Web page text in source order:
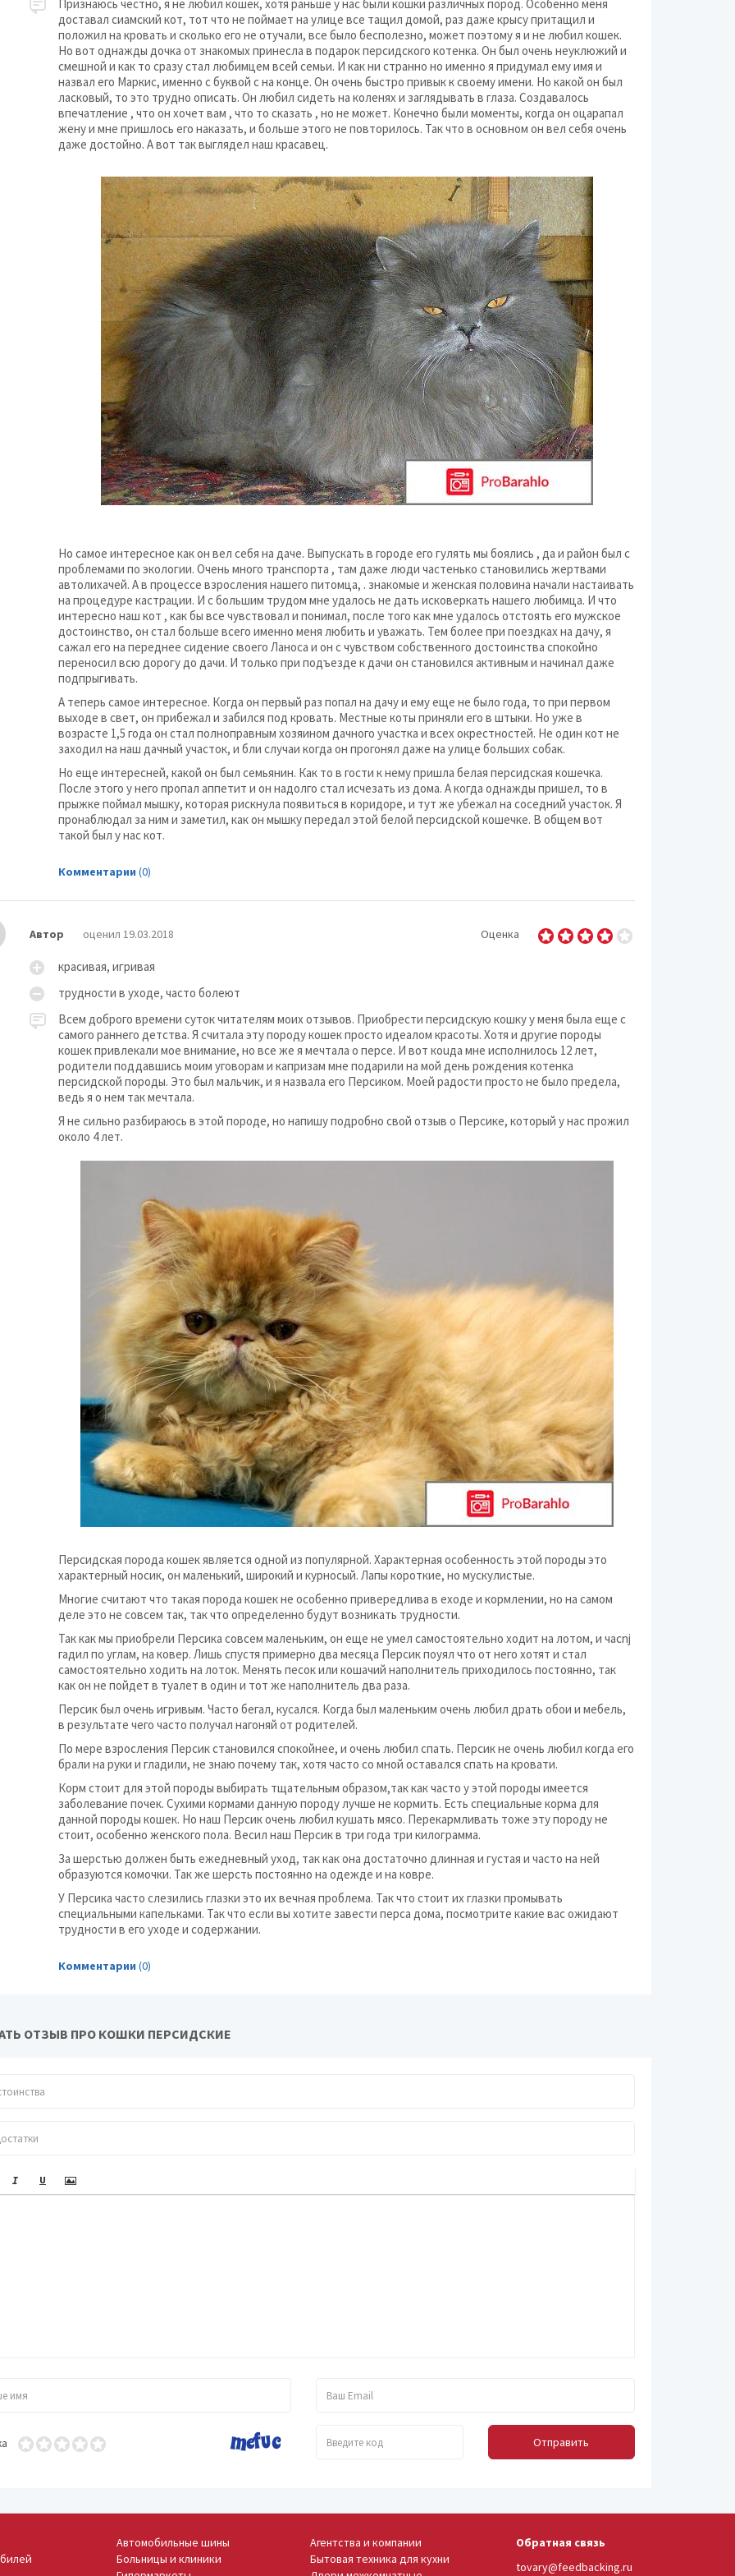
Признаюсь честно, я не любил кошек, хотя раньше у нас были кошки различных пород. Особенно меня
доставал сиамский кот, тот что не поймает на улице все тащил домой, раз даже крысу притащил и
положил на кровать и сколько его не отучали, все было бесполезно, может поэтому я и не любил кошек.
Но вот однажды дочка от знакомых принесла в подарок персидского котенка. Он был очень неуклюжий и
смешной и как то сразу стал любимцем всей семьи. И как ни странно но именно я придумал ему имя и
назвал его Маркис, именно с буквой с на конце. Он очень быстро привык к своему имени. Но какой он был
ласковый, то это трудно описать. Он любил сидеть на коленях и заглядывать в глаза. Создавалось
впечатление , что он хочет вам , что то сказать , но не может. Конечно были моменты, когда он оцарапал
жену и мне пришлось его наказать, и больше этого не повторилось. Так что в основном он вел себя очень
даже достойно. А вот так выглядел наш красавец.
Но самое интересное как он вел себя на даче. Выпускать в городе его гулять мы боялись , да и район был с
проблемами по экологии. Очень много транспорта , там даже люди частенько становились жертвами
автолихачей. А в процессе взросления нашего питомца, . знакомые и женская половина начали настаивать
на процедуре кастрации. И с большим трудом мне удалось не дать исковеркать нашего любимца. И что
интересно наш кот , как бы все чувствовал и понимал, после того как мне удалось отстоять его мужское
достоинство, он стал больше всего именно меня любить и уважать. Тем более при поездках на дачу, я
сажал его на переднее сидение своего Ланоса и он с чувством собственного достоинства спокойно
переносил всю дорогу до дачи. И только при подъезде к дачи он становился активным и начинал даже
подпрыгивать.
А теперь самое интересное. Когда он первый раз попал на дачу и ему еще не было года, то при первом
выходе в свет, он прибежал и забился под кровать. Местные коты приняли его в штыки. Но уже в
возрасте 1,5 года он стал полноправным хозяином дачного участка и всех окрестностей. Не один кот не
заходил на наш дачный участок, и бли случаи когда он прогонял даже на улице больших собак.
Но еще интересней, какой он был семьянин. Как то в гости к нему пришла белая персидская кошечка.
После этого у него пропал аппетит и он надолго стал исчезать из дома. А когда однажды пришел, то в
прыжке поймал мышку, которая рискнула появиться в коридоре, и тут же убежал на соседний участок. Я
пронаблюдал за ним и заметил, как он мышку передал этой белой персидской кошечке. В общем вот
такой был у нас кот.
Комментарии (0)
Автор оценил 19.03.2018 Оценка
красивая, игривая
трудности в уходе, часто болеют
Всем доброго времени суток читателям моих отзывов. Приобрести персидскую кошку у меня была еще с
самого раннего детства. Я считала эту породу кошек просто идеалом красоты. Хотя и другие породы
кошек привлекали мое внимание, но все же я мечтала о персе. И вот коuда мне исполнилось 12 лет,
родители поддавшись моим уговорам и капризам мне подарили на мой день рождения котенка
персидской породы. Это был мальчик, и я назвала его Персиком. Моей радости просто не было предела,
ведь я о нем так мечтала.
Я не сильно разбираюсь в этой породе, но напишу подробно свой отзыв о Персике, который у нас прожил
около 4 лет.
Персидская порода кошек является одной из популярной. Характерная особенность этой породы это
характерный носик, он маленький, широкий и курносый. Лапы короткие, но мускулистые.
Многие считают что такая порода кошек не особенно привередлива в eходе и кормлении, но на самом
деле это не совсем так, так что определенно будут возникать трудности.
Так как мы приобрели Персика совсем маленьким, он еще не умел самостоятельно ходит на лотом, и часnj
гадил по углам, на ковер. Лишь спустя примерно два месяца Персик поyял что от него хотят и стал
самостоятельно ходить на лоток. Менять песок или кошачий наполнитель приходилось постоянно, так
как он не пойдет в туалет в один и тот же наполнитель два раза.
Персик был очень игривым. Часто бегал, кусался. Когда был маленьким очень любил драть обои и мебель,
в результате чего часто получал нагоняй от родителей.
По мере взросления Персик становился спокойнее, и очень любил спать. Персик не очень любил когда его
брали на руки и гладили, не знаю почему так, хотя часто со мной оставался спать на кровати.
Корм стоит для этой породы выбирать тщательным образом,так как часто у этой породы имеется
заболевание почек. Сухими кормами данную породу лучше не кормить. Есть специальные корма для
данной породы кошек. Но наш Персик очень любил кушать мясо. Перекармливать тоже эту породу не
стоит, особенно женского пола. Весил наш Персик в три года три килограмма.
За шерстью должен быть ежедневный уход, так как она достаточно длинная и густая и часто на ней
образуются комочки. Так же шерсть постоянно на одежде и на ковре.
У Персика часто слезились глазки это их вечная проблема. Так что стоит их глазки промывать
специальными капельками. Так что если вы хотите завести перса дома, посмотрите какие вас ожидают
трудности в его уходе и содержании.
Комментарии (0)
ОТЗЫВ ПРО КОШКИ ПЕРСИДСКИЕ
Отправить
Автомобильные шины
Агентства и компании
Больницы и клиники
Бытовая техника для кухни
Обратная связь
tovary@feedbacking.ru